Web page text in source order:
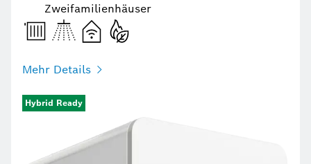
Zweifamilienhäuser
Mehr Details
Hybrid Ready